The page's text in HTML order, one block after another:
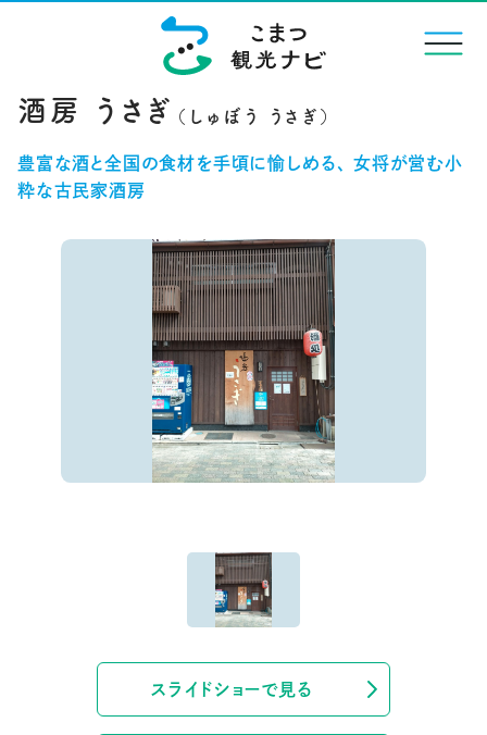
menu
酒房 うさぎ
豊富な酒と全国の食材を手頃に愉しめる、 女将が営む小
粋な古民家酒房
スライドショーで見る